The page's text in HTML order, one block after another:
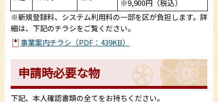
※9,900円（税込）
※新規登録料、システム利用料の一部を区が負担します。詳
細は、下記のチラシをご覧ください。
事業案内チラシ（PDF：439KB）
申請時必要な物
下記、本人確認書類の全てをお持ちください。